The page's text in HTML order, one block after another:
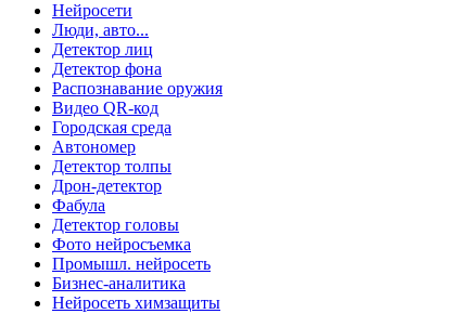
Нейросети
Люди, авто...
Детектор лиц
Детектор фона
Распознавание оружия
Видео QR-код
Городская среда
Автономер
Детектор толпы
Дрон-детектор
Фабула
Детектор головы
Фото нейросъемка
Промышл. нейросеть
Бизнес-аналитика
Нейросеть химзащиты